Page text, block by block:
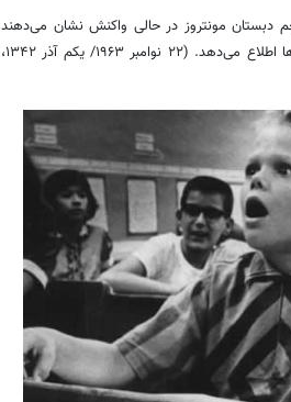
دبستان مونتروز در حالی واکنش نشان می‌دهند
که مدیر مدرسه، ماریان ایونز، خبر مرگ رئیس‌جمهور کندی را به آن‌ها اطلاع می‌دهد. (۲۲ نوامبر ۱۹۶۳/ یکم آذر ۱۳۴۲،